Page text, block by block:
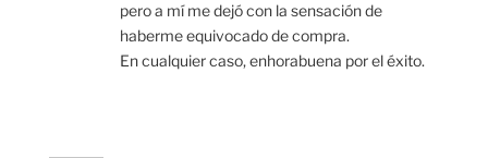
pero a mí me dejó con la sensación de
haberme equivocado de compra.
En cualquier caso, enhorabuena por el éxito.